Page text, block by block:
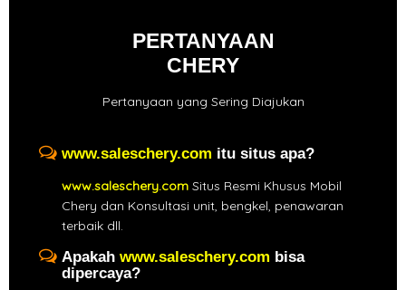
PERTANYAAN
CHERY
Pertanyaan yang Sering Diajukan
www.saleschery.com itu situs apa?
www.saleschery.com Situs Resmi Khusus Mobil
Chery dan Konsultasi unit, bengkel, penawaran
terbaik dll.
Apakah www.saleschery.com bisa
dipercaya?